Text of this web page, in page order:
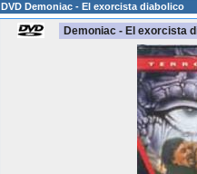
DVD Demoniac - El exorcista diabolico
Demoniac - El exorcista